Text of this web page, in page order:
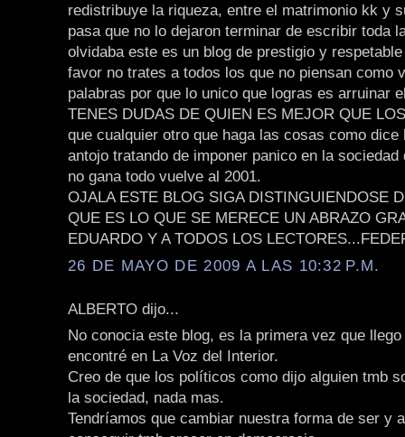
redistribuye la riqueza, entre el matrimonio kk y
pasa que no lo dejaron terminar de escribir toda
olvidaba este es un blog de prestigio y
favor no trates a todos los que no piensan como
palabras por que lo unico que logras es arruinar
TENES DUDAS DE QUIEN ES MEJOR QUE
que cualquier otro que haga las cosas como
antojo tratando de imponer panico en la sociedad
no gana todo vuelve al 2001.
OJALA ESTE BLOG SIGA DISTINGUIENDOSE
QUE ES LO QUE SE MERECE UN ABRAZO
EDUARDO Y A TODOS LOS
26 DE MAYO DE 2009 A LAS 10:32 P.M.
ALBERTO dijo...
No conocia este blog, es la primera vez que
encontré en La Voz del Interior.
Creo de que los políticos como dijo alguien tmb
la sociedad, nada mas.
Tendríamos que cambiar nuestra forma de ser y